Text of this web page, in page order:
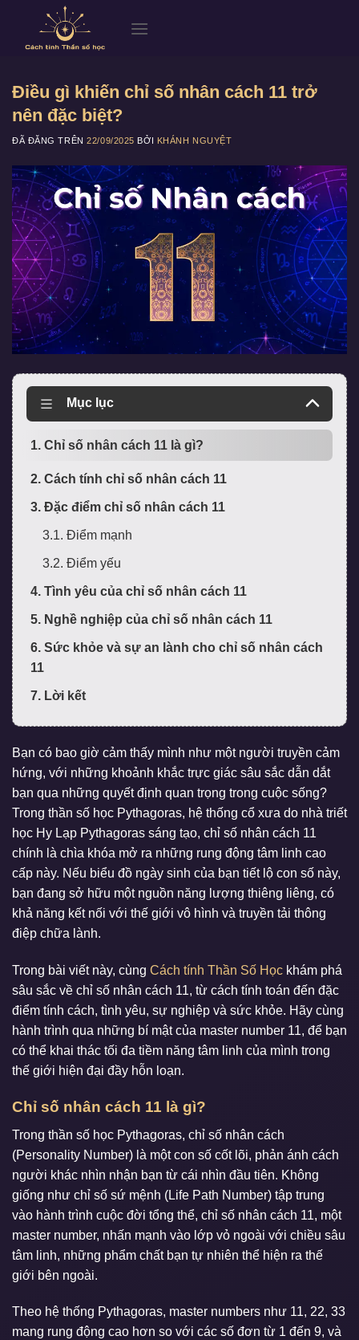
Điều gì khiến chỉ số nhân cách 11 trở
nên đặc biệt?
ĐÃ ĐĂNG TRÊN22/09/2025 BỞI KHÁNH NGUYỆT
Mục lục
1. Chỉ số nhân cách 11 là gì?
2. Cách tính chỉ số nhân cách 11
3. Đặc điểm chỉ số nhân cách 11
3.1. Điểm mạnh
3.2. Điểm yếu
4. Tình yêu của chỉ số nhân cách 11
5. Nghề nghiệp của chỉ số nhân cách 11
6. Sức khỏe và sự an lành cho chỉ số nhân cách
11
7. Lời kết
Bạn có bao giờ cảm thấy mình như một người truyền cảm
hứng, với những khoảnh khắc trực giác sâu sắc dẫn dắt
bạn qua những quyết định quan trọng trong cuộc sống?
Trong thần số học Pythagoras, hệ thống cổ xưa do nhà triết
học Hy Lạp Pythagoras sáng tạo, chỉ số nhân cách 11
chính là chìa khóa mở ra những rung động tâm linh cao
cấp này. Nếu biểu đồ ngày sinh của bạn tiết lộ con số này,
bạn đang sở hữu một nguồn năng lượng thiêng liêng, có
khả năng kết nối với thế giới vô hình và truyền tải thông
điệp chữa lành.
Trong bài viết này, cùng Cách tính Thần Số Học khám phá
sâu sắc về chỉ số nhân cách 11, từ cách tính toán đến đặc
điểm tính cách, tình yêu, sự nghiệp và sức khỏe. Hãy cùng
hành trình qua những bí mật của master number 11, để bạn
có thể khai thác tối đa tiềm năng tâm linh của mình trong
thế giới hiện đại đầy hỗn loạn.
Chỉ số nhân cách 11 là gì?
Trong thần số học Pythagoras, chỉ số nhân cách
(Personality Number) là một con số cốt lõi, phản ánh cách
người khác nhìn nhận bạn từ cái nhìn đầu tiên. Không
giống như chỉ số sứ mệnh (Life Path Number) tập trung
vào hành trình cuộc đời tổng thể, chỉ số nhân cách 11, một
master number, nhấn mạnh vào lớp vỏ ngoài với chiều sâu
tâm linh, những phẩm chất bạn tự nhiên thể hiện ra thế
giới bên ngoài.
Theo hệ thống Pythagoras, master numbers như 11, 22, 33
mang rung động cao hơn so với các số đơn từ 1 đến 9, và